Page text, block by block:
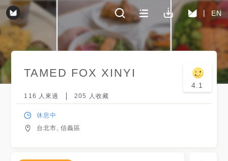
EN
TAMED FOX XINYI
4.1
116 人來過 205 人收藏
休息中
台北市, 信義區